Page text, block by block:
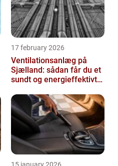
17 february 2026
Ventilationsanlæg på
Sjælland: sådan får du et
sundt og energieffektivt